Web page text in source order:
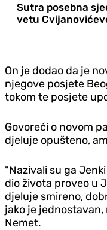
Sutra posebna
vetu
On je dodao da je
njegove posjete
tokom te posjete
Govoreći o novom
djeluje opušteno,
"Nazivali su ga
dio života proveo u
djeluje smireno,
jako je jednostavan,
Nemet.